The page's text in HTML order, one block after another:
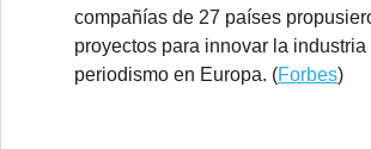
compañías de 27 países
proyectos para innovar la industria
periodismo en Europa. (Forbes)